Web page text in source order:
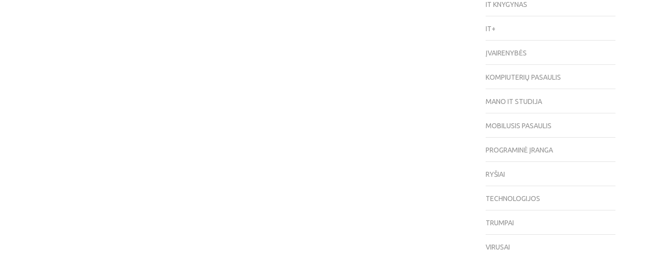
IT KNYGYNAS
IT+
ĮVAIRENYBĖS
KOMPIUTERIŲ PASAULIS
MANO IT STUDIJA
MOBILUSIS PASAULIS
PROGRAMINĖ ĮRANGA
RYŠIAI
TECHNOLOGIJOS
TRUMPAI
VIRUSAI